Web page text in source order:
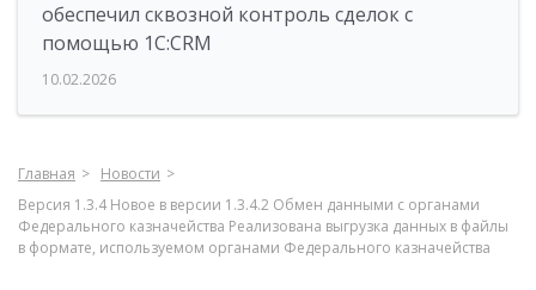
обеспечил сквозной контроль сделок с
помощью 1С:CRM
10.02.2026
Главная
Новости
Версия 1.3.4 Новое в версии 1.3.4.2 Обмен данными с органами
Федерального казначейства Реализована выгрузка данных в файлы
в формате, используемом органами Федерального казначейства